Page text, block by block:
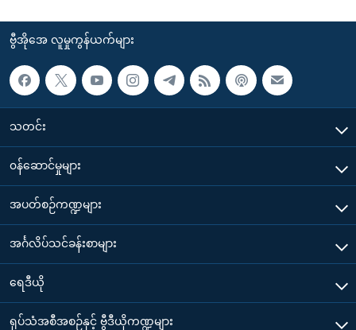
ဗွီအိုအေ လူမှုကွန်ယက်များ
သတင်း
၀န်ဆောင်မှုများ
အပတ်စဉ်ကဏ္ဍများ
အင်္ဂလိပ်သင်ခန်းစာများ
ရေဒီယို
ရုပ်သံအစီအစဉ်နှင့် ဗွီဒီယိုကဏ္ဍများ